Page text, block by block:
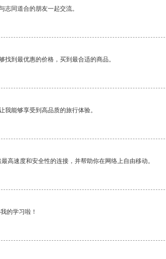
志同道合的朋友一起交流。
到最优惠的价格，买到最合适的商品。
能够享受到高品质的旅行体验。
高速度和安全性的连接，并帮助你在网络上自由移动。
的学习啦！